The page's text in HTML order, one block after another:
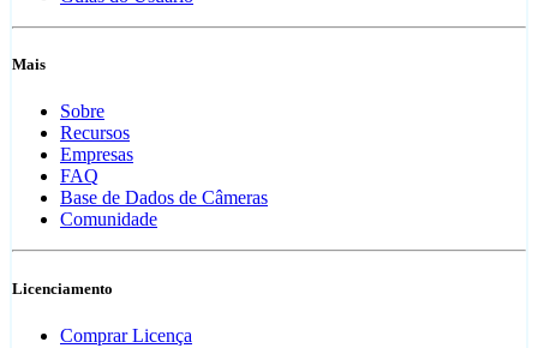
Mais
Sobre
Recursos
Empresas
FAQ
Base de Dados de Câmeras
Comunidade
Licenciamento
Comprar Licença